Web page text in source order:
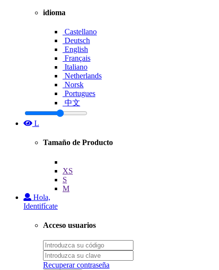
idioma
Castellano
Deutsch
English
Français
Italiano
Netherlands
Norsk
Portugues
中文
L
Tamaño de Producto
XS
S
M
Hola,
Identifícate
Acceso usuarios
Recuperar contraseña